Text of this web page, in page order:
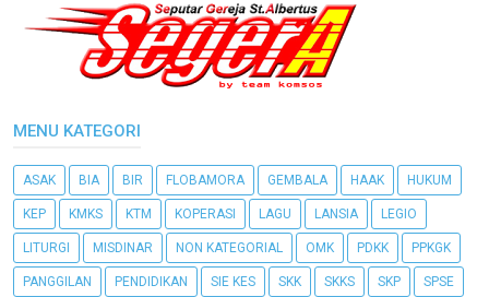
MENU KATEGORI
ASAK BIA BIR FLOBAMORA GEMBALA HAAK HUKUM
KEP KMKS KTM KOPERASI LAGU LANSIA LEGIO
LITURGI MISDINAR NON KATEGORIAL OMK PDKK PPKGK
PANGGILAN PENDIDIKAN SIE KES SKK SKKS SKP SPSE